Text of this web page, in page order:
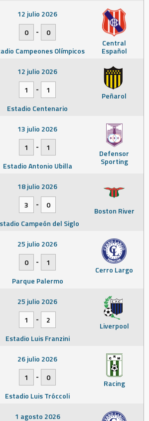
Central
Español
12 julio 2026
0
-
0
Campeones Olímpicos
Peñarol
12 julio 2026
1
-
1
Estadio Centenario
Defensor
Sporting
13 julio 2026
1
-
1
Estadio Antonio Ubilla
Boston River
18 julio 2026
3
-
0
Campeón del Siglo
Cerro Largo
25 julio 2026
0
-
1
Parque Palermo
Liverpool
25 julio 2026
1
-
2
Estadio Luis Franzini
Racing
26 julio 2026
1
-
0
Estadio Luis Tróccoli
1 agosto 2026